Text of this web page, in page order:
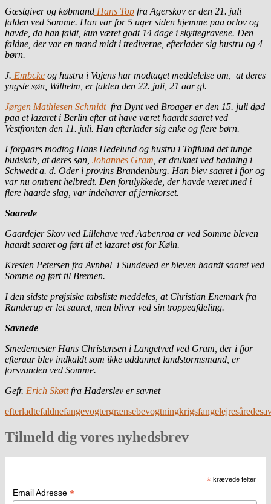
Gæstgiver og købmand Hans Top fra Agerskov er den 21. juli
falden ved Somme. Han var for 5 uger siden hjemme paa orlov og
havde, da han faldt, kun været godt 14 dage i skyttegravene. Den
faldne, der var en mand midt i trediverne, efterlader sig hustru og 4
børn.
J. Embcke og hustru i Vojens har modtaget meddelelse om, at deres
yngste søn, Wilhelm, er falden den 22. juli, 21 aar gl.
Jørgen Mathiesen Schmidt fra Dynt ved Broager er den 15. juli død
paa et lazaret i Berlin efter at have været haardt saaret ved
Vestfronten den 11. juli. Han efterlader sig enke og flere børn.
I forgaars modtog Hans Hedelund og hustru i Toftlund det tunge
budskab, at deres søn, Johannes Gram, er druknet ved badning i
Schwedt a. d. Oder i provins Brandenburg. Han blev saaret i fjor og
var nu omtrent helbredt. Den forulykkede, der havde været med i
flere haarde slag, var indehaver af jernkorset.
Saarede
Gaardejer Skov ved Lillehave ved Aabenraa er ved Somme bleven
haardt saaret og ført til et lazaret øst for Køln.
Kresten Petersen fra Avnbøl i Sundeved er bleven haardt saaret ved
Somme og ført til Bremen.
I den sidste prøjsiske tabsliste meddeles, at Christian Enemark fra
Randerup er let saaret, men bliver ved sin troppeafdeling.
Savnede
Smedemester Hans Christensen i Langetved ved Gram, der i fjor
efteraar blev indkaldt som ikke uddannet landstormsmand, er
forsvunden ved Somme.
Gefr. Erich Skøttfra Haderslev er savnet
efterladtefaldnefangevogtergrænsebevogtningkrigsfangelejresårede
Tilmeld dig vores nyhedsbrev
* krævede felter
Email Adresse *